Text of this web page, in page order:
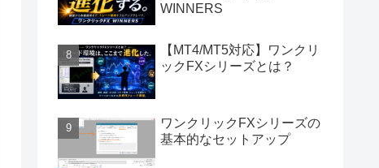
WINNERS
【MT4/MT5対応】ワンクリ
ックFXシリーズとは？
ワンクリックFXシリーズの
基本的なセットアップ